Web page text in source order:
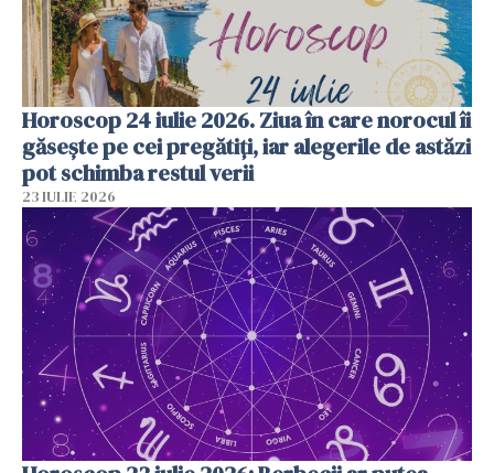
Horoscop 24 iulie 2026. Ziua în care norocul îi
găsește pe cei pregătiți, iar alegerile de astăzi
pot schimba restul verii
23 IULIE 2026